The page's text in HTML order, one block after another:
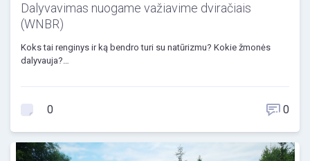
Dalyvavimas nuogame važiavime dviračiais
(WNBR)
Koks tai renginys ir ką bendro turi su natūrizmu? Kokie žmonės
dalyvauja?…
0 0